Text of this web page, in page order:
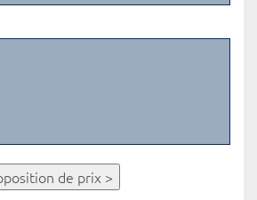
de prix >